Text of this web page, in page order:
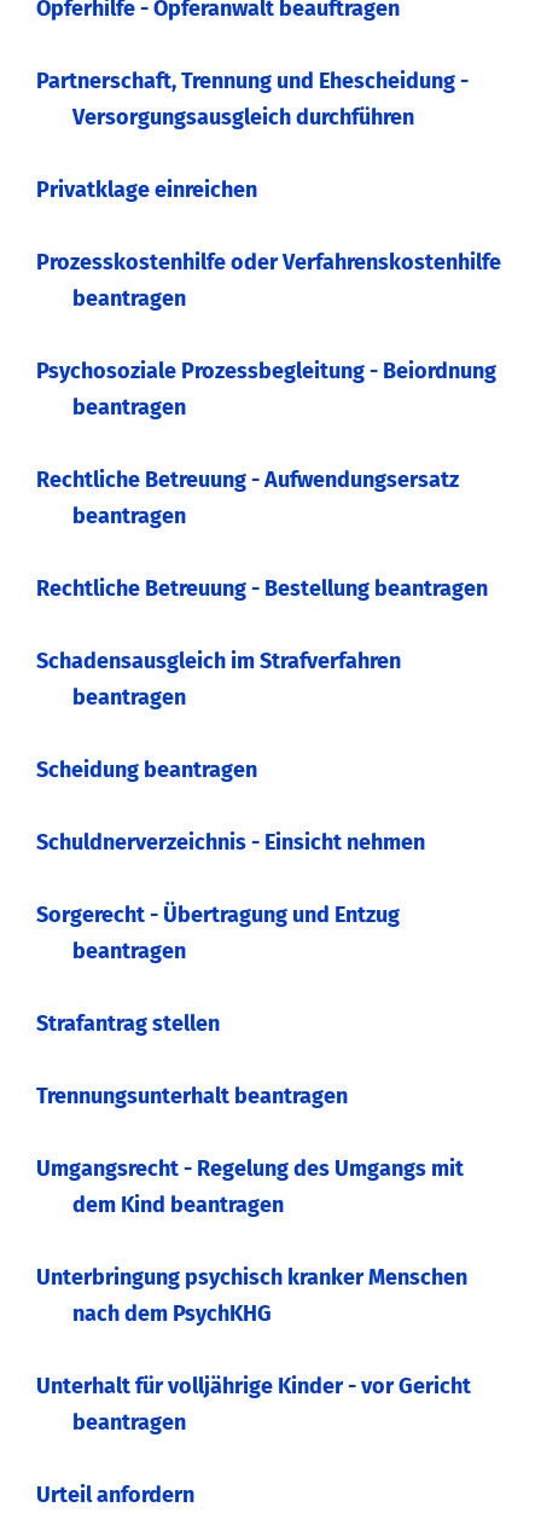
Opferhilfe - Opferanwalt beauftragen
Partnerschaft, Trennung und Ehescheidung -
Versorgungsausgleich durchführen
Privatklage einreichen
Prozesskostenhilfe oder Verfahrenskostenhilfe
beantragen
Psychosoziale Prozessbegleitung - Beiordnung
beantragen
Rechtliche Betreuung - Aufwendungsersatz
beantragen
Rechtliche Betreuung - Bestellung beantragen
Schadensausgleich im Strafverfahren
beantragen
Scheidung beantragen
Schuldnerverzeichnis - Einsicht nehmen
Sorgerecht - Übertragung und Entzug
beantragen
Strafantrag stellen
Trennungsunterhalt beantragen
Umgangsrecht - Regelung des Umgangs mit
dem Kind beantragen
Unterbringung psychisch kranker Menschen
nach dem PsychKHG
Unterhalt für volljährige Kinder - vor Gericht
beantragen
Urteil anfordern